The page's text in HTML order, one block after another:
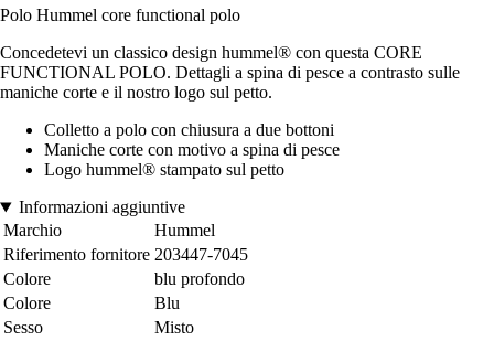
Polo Hummel core functional polo
Concedetevi un classico design hummel® con questa CORE
FUNCTIONAL POLO. Dettagli a spina di pesce a contrasto sulle
maniche corte e il nostro logo sul petto.
Colletto a polo con chiusura a due bottoni
Maniche corte con motivo a spina di pesce
Logo hummel® stampato sul petto
Informazioni aggiuntive
Marchio
Hummel
Riferimento fornitore 203447-7045
Colore
blu profondo
Colore
Blu
Sesso
Misto